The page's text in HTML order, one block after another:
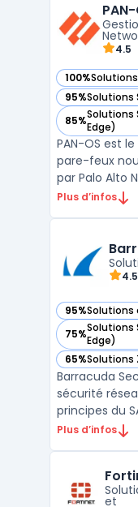
regroupe
console
PAN-
4.5
100%
— voir PAN-
95%Solutions
— voir PAN-
85%Solutions
Edge)
— voir PAN-
PAN-OS est
pare-feux
par Palo Alto
gestion
assurent un
applications,
Plus d’infos
4.5
95%Solutions
— voir
75%Solutions
Edge)
— voir
65%Solutions
— voir
Barracuda
sécurité
principes du
Edge), une
approche
centraliser la
Plus d’infos
et